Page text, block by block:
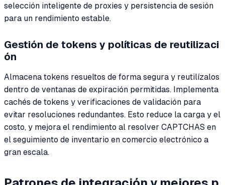
selección inteligente de proxies y persistencia de sesión
para un rendimiento estable.
Gestión de tokens y políticas de reutilizaci
ón
Almacena tokens resueltos de forma segura y reutilízalos
dentro de ventanas de expiración permitidas. Implementa
cachés de tokens y verificaciones de validación para
evitar resoluciones redundantes. Esto reduce la carga y el
costo, y mejora el rendimiento al resolver CAPTCHAS en
el seguimiento de inventario en comercio electrónico a
gran escala.